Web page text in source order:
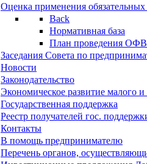
Оценка применения
Back
Нормативная база
План проведения
Заседания Совета по
Новости
Законодательство
Экономическое развитие малого и
Государственная поддержка
Реестр получателей гос.
Контакты
В помощь предпринимателю
Перечень органов,